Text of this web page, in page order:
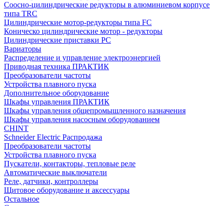
Соосно-цилиндрические редукторы в алюминиевом корпусе
типа TRC
Цилиндрические мотор-редукторы типа FC
Коническо цилиндрические мотор - редукторы
Цилиндрические приставки PC
Вариаторы
Распределение и управление электроэнергией
Приводная техника ПРАКТИК
Преобразователи частоты
Устройства плавного пуска
Дополнительное оборудование
Шкафы управления ПРАКТИК
Шкафы управления общепромышленного назначения
Шкафы управления насосным оборудованием
CHINT
Schneider Electric Распродажа
Преобразователи частоты
Устройства плавного пуска
Пускатели, контакторы, тепловые реле
Автоматические выключатели
Реле, датчики, контроллеры
Щитовое оборудование и аксессуары
Остальное